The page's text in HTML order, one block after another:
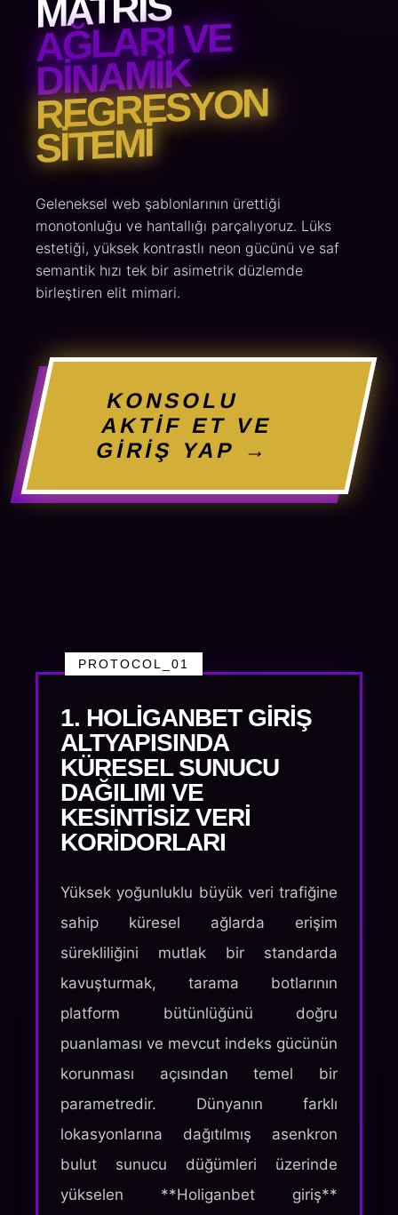
AĞLARI VE
DINAMIK
REGRESYON
SITEMI
Geleneksel web şablonlarının ürettiği
monotonluğu ve hantallığı parçalıyoruz. Lüks
estetiği, yüksek kontrastlı neon gücünü ve saf
semantik hızı tek bir asimetrik düzlemde
birleştiren elit mimari.
KONSOLU
AKTİF ET VE
GİRİŞ YAP →
PROTOCOL_01
1. HOLIGANBET GIRIŞ
ALTYAPISINDA
KÜRESEL SUNUCU
DAĞILIMI VE
KESINTISIZ VERI
KORIDORLARI
Yüksek yoğunluklu büyük veri trafiğine
sahip küresel ağlarda erişim
sürekliliğini mutlak bir standarda
kavuşturmak, tarama botlarının
platform bütünlüğünü doğru
puanlaması ve mevcut indeks gücünün
korunması açısından temel bir
parametredir. Dünyanın farklı
lokasyonlarına dağıtılmış asenkron
bulut sunucu düğümleri üzerinde
yükselen **Holiganbet giriş**